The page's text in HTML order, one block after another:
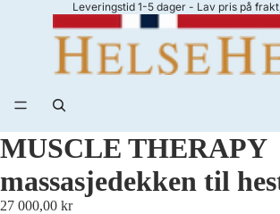
Leveringstid 1-5 dager - Lav pris på
MUSCLE THERAPY
massasjedekken til
27 000,00 kr